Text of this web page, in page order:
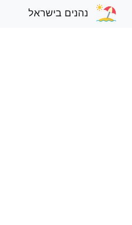
נהנים בישראל